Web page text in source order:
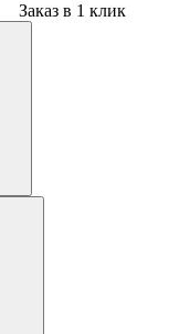
Заказ в 1 клик